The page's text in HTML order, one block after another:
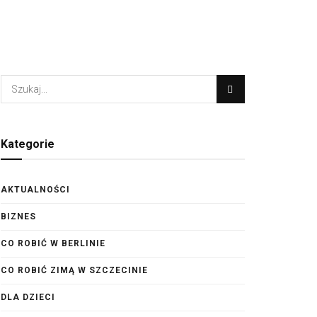
Kategorie
AKTUALNOŚCI
BIZNES
CO ROBIĆ W BERLINIE
CO ROBIĆ ZIMĄ W SZCZECINIE
DLA DZIECI